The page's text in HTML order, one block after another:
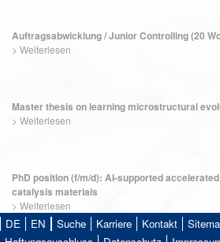
Auftragsabwicklung / Junior Controlling (20
> Weiterlesen
Master thesis on learning microstructural
> Weiterlesen
PhD position (f/m/d): AI-supported
catalysis materials
> Weiterlesen
DE EN Suche Karriere Kontakt